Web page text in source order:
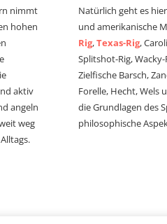
nimmt
hohen
aktiv
angeln
weg
Natürlich geht es
und amerikanische
Rig,Texas-Rig,
Splitshot-Rig,
Zielfische Barsch,
Forelle, Hecht, Wels
die Grundlagen des
philosophische